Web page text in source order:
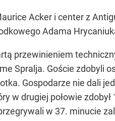
Acker i center z
Adama
przewinieniem
Spralja. Goście zdobyli
Gospodarze nie dali
w drugiej połowie zdobył
w 37. minucie